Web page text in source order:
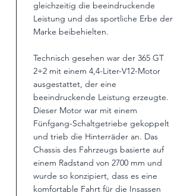
gleichzeitig die beeindruckende
Leistung und das sportliche Erbe der
Marke beibehielten.
Technisch gesehen war der 365 GT
2+2 mit einem 4,4-Liter-V12-Motor
ausgestattet, der eine
beeindruckende Leistung erzeugte.
Dieser Motor war mit einem
Fünfgang-Schaltgetriebe gekoppelt
und trieb die Hinterräder an. Das
Chassis des Fahrzeugs basierte auf
einem Radstand von 2700 mm und
wurde so konzipiert, dass es eine
komfortable Fahrt für die Insassen